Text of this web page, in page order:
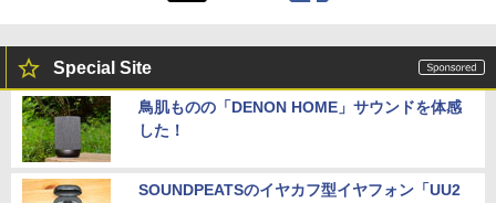
Special Site
鳥肌ものの「DENON HOME」サウンドを体感
した！
SOUNDPEATSのイヤカフ型イヤフォン「UU2